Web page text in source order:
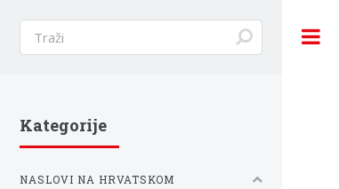
Kategorije
NASLOVI NA HRVATSKOM